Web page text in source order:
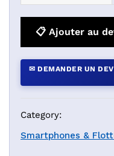
📋 Ajouter au
✉ DEMANDER UN
Category:
Smartphones &